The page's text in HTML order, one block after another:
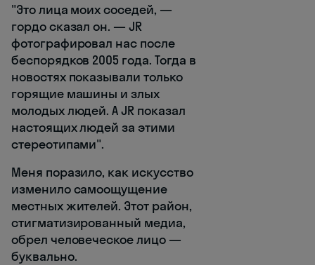
"Это лица моих соседей, —
гордо сказал он. — JR
фотографировал нас после
беспорядков 2005 года. Тогда в
новостях показывали только
горящие машины и злых
молодых людей. А JR показал
настоящих людей за этими
стереотипами".
Меня поразило, как искусство
изменило самоощущение
местных жителей. Этот район,
стигматизированный медиа,
обрел человеческое лицо —
буквально.